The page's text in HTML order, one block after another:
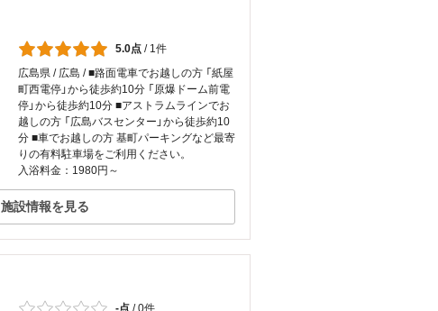
5.0点 / 1件
広島県 / 広島 / ■路面電車でお越しの方 「紙屋
町西電停」から徒歩約10分 「原爆ドーム前電
停」から徒歩約10分 ■アストラムラインでお
越しの方 「広島バスセンター」から徒歩約10
分 ■車でお越しの方 基町パーキングなど最寄
りの有料駐車場をご利用ください。
入浴料金：1980円～
施設情報を見る
-点 /0件